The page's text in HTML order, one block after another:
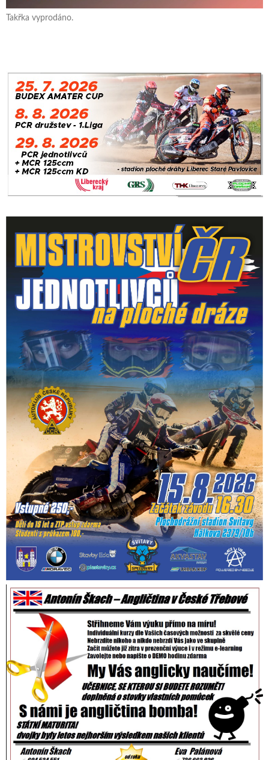
Takřka vyprodáno.